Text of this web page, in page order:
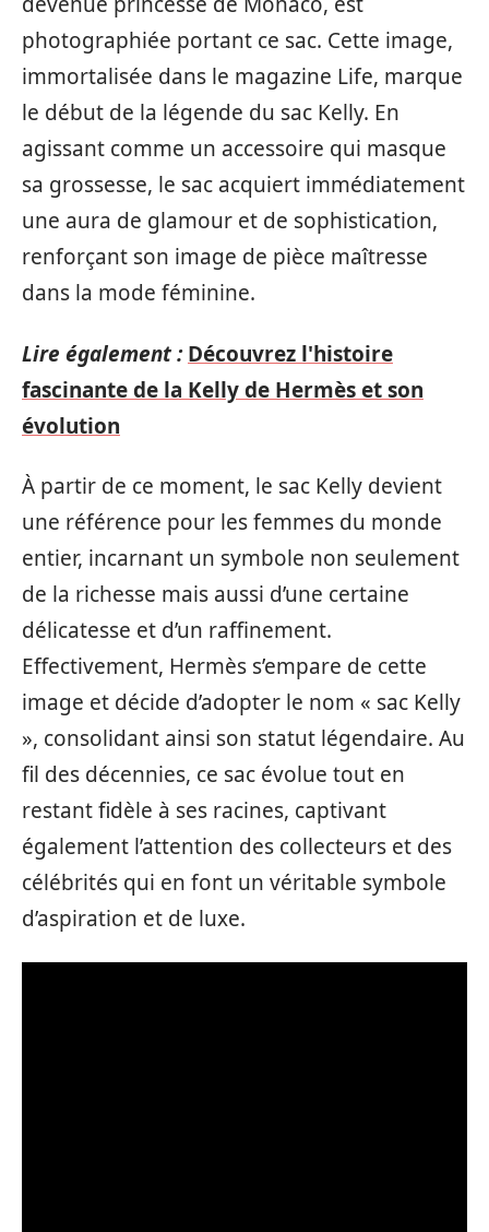
photographiée portant ce sac. Cette image,
immortalisée dans le magazine Life, marque
le début de la légende du sac Kelly. En
agissant comme un accessoire qui masque
sa grossesse, le sac acquiert immédiatement
une aura de glamour et de sophistication,
renforçant son image de pièce maîtresse
dans la mode féminine.
Lire également : Découvrez l'histoire
fascinante de la Kelly de Hermès et son
évolution
À partir de ce moment, le sac Kelly devient
une référence pour les femmes du monde
entier, incarnant un symbole non seulement
de la richesse mais aussi d’une certaine
délicatesse et d’un raffinement.
Effectivement, Hermès s’empare de cette
image et décide d’adopter le nom « sac Kelly
», consolidant ainsi son statut légendaire. Au
fil des décennies, ce sac évolue tout en
restant fidèle à ses racines, captivant
également l’attention des collecteurs et des
célébrités qui en font un véritable symbole
d’aspiration et de luxe.